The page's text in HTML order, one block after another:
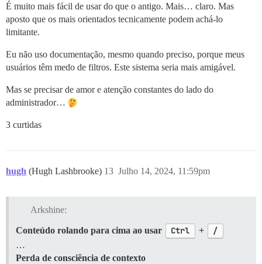
É muito mais fácil de usar do que o antigo. Mais… claro. Mas
aposto que os mais orientados tecnicamente podem achá-lo
limitante.
Eu não uso documentação, mesmo quando preciso, porque meus
usuários têm medo de filtros. Este sistema seria mais amigável.
Mas se precisar de amor e atenção constantes do lado do
administrador…
3 curtidas
hugh (Hugh Lashbrooke) Julho 14, 2024, 11:59pm
13
Arkshine:
Conteúdo rolando para cima ao usar Ctrl + /
…
Perda de consciência de contexto